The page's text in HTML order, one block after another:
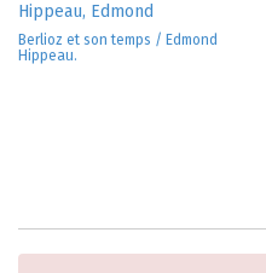
Hippeau, Edmond
Berlioz et son temps / Edmond
Hippeau.